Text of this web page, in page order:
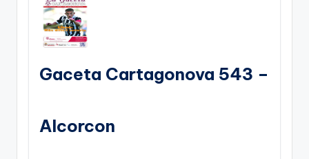
Gaceta Cartagonova 543 –
Alcorcon